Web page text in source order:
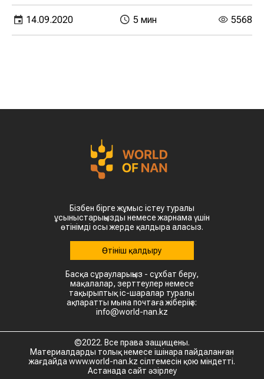
14.09.2020 5 мин 5568
Бізбен бірге жұмыс істеу туралы
ұсыныстарыңызды немесе жарнама үшін
өтінімді осы жерде қалдыра аласыз.
Өтініш қалдыру
Басқа сұрауларыңыз - сұхбат беру,
мақалалар, зерттеулер немесе
тақырыптық іс-шаралар туралы
ақпаратты мына почтаға жіберіңіз:
info@world-nan.kz
©2022. Все права защищены.
Материалдарды толық немесе ішінара пайдаланған
жағдайда www.world-nan.kz сілтемесін қою міндетті.
Астанада сайт әзірлеу